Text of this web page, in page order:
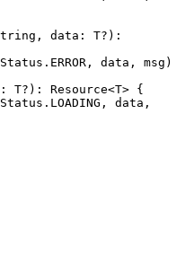
data, msg)
T?): Resource<T> {